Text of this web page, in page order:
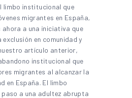
limbo institucional que
migrantes en España,
ahora a una iniciativa que
en comunidad y
artículo anterior,
institucional que
migrantes al alcanzar la
en España. El limbo
a una adultez abrupta